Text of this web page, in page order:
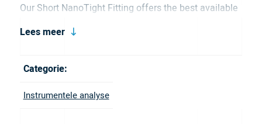
Our Short NanoTight Fitting offers the best available
option for connecting capillary tubing into standard
1/16- OD tubing. When combined with NanoTight(r)
from 70µm to 1mm. The ferrule is made from softer
Lees meer
Categorie:
Instrumentele analyse